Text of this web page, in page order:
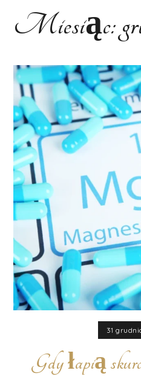
Miesiąc:
31
Gdy łapią